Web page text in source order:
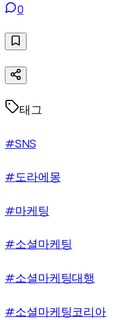
0
태그
#SNS
#도라에몽
#마케팅
#소셜마케팅
#소셜마케팅대행
#소셜마케팅코리아